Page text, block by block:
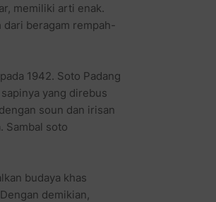
memiliki arti enak.
beragam rempah-
1942. Soto Padang
yang direbus
soun dan irisan
Sambal soto
budaya khas
demikian,